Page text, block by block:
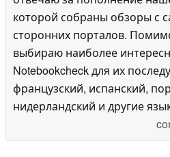
которой собраны обзоры с
сторонних порталов.
выбираю наиболее
Notebookcheck для их
французский, испанский,
нидерландский и другие